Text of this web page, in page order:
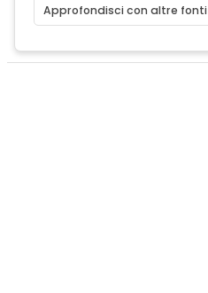
Approfondisci con altre fonti